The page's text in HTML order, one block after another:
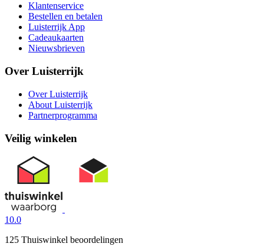
Klantenservice
Bestellen en betalen
Luisterrijk App
Cadeaukaarten
Nieuwsbrieven
Over Luisterrijk
Over Luisterrijk
About Luisterrijk
Partnerprogramma
Veilig winkelen
10.0
125 Thuiswinkel beoordelingen